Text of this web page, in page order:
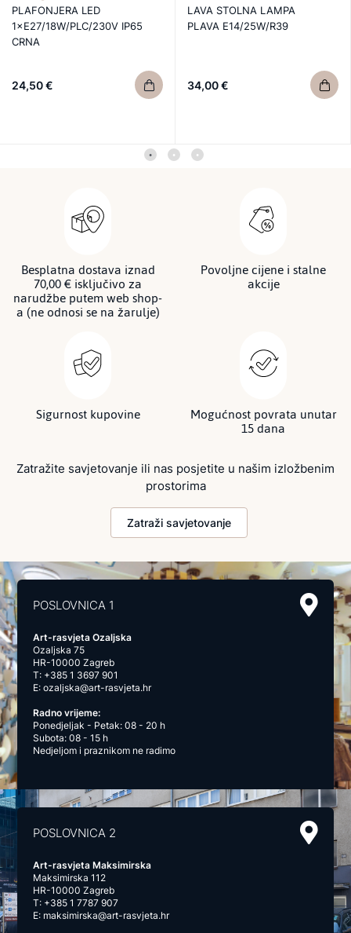
PLAFONJERA LED
1×E27/18W/PLC/230V IP65
CRNA
24,50 €
LAVA STOLNA LAMPA
PLAVA E14/25W/R39
34,00 €
Besplatna dostava iznad
70,00 € isključivo za
narudžbe putem web shop-
a (ne odnosi se na žarulje)
Povoljne cijene i stalne
akcije
Sigurnost kupovine Mogućnost povrata unutar
15 dana
Zatražite savjetovanje ili nas posjetite u našim izložbenim
prostorima
Zatraži savjetovanje
POSLOVNICA 1
Art-rasvjeta Ozaljska
Ozaljska 75
HR-10000 Zagreb
T: +385 1 3697 901
E:ozaljska@art-rasvjeta.hr
Radno vrijeme:
Ponedjeljak - Petak: 08 - 20 h
Subota: 08 - 15 h
Nedjeljom i praznikom ne radimo
POSLOVNICA 2
Art-rasvjeta Maksimirska
Maksimirska 112
HR-10000 Zagreb
T: +385 1 7787 907
E: maksimirska@art-rasvjeta.hr